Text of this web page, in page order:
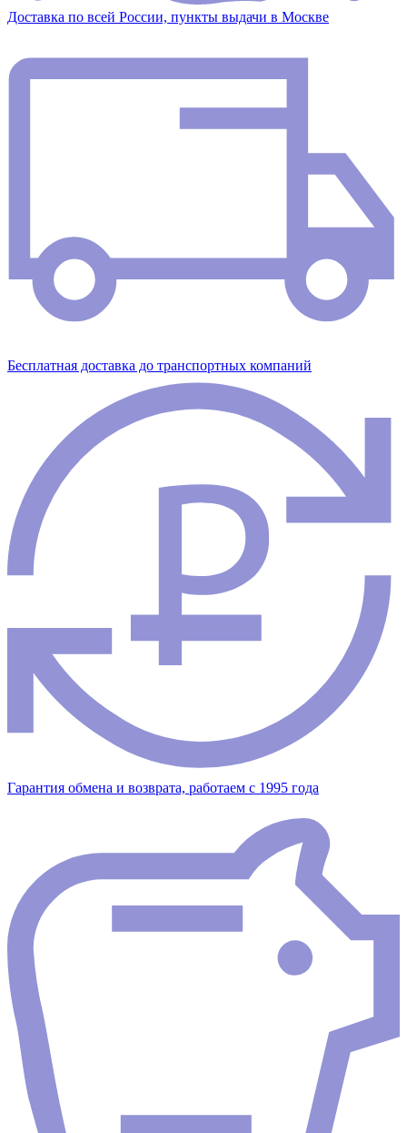
Доставка по всей России, пункты выдачи в Москве
Бесплатная доставка до транспортных компаний
Гарантия обмена и возврата, работаем с 1995 года